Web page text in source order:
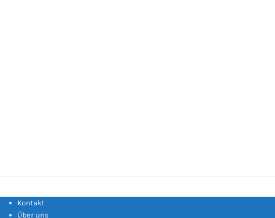
Kontakt
Über uns